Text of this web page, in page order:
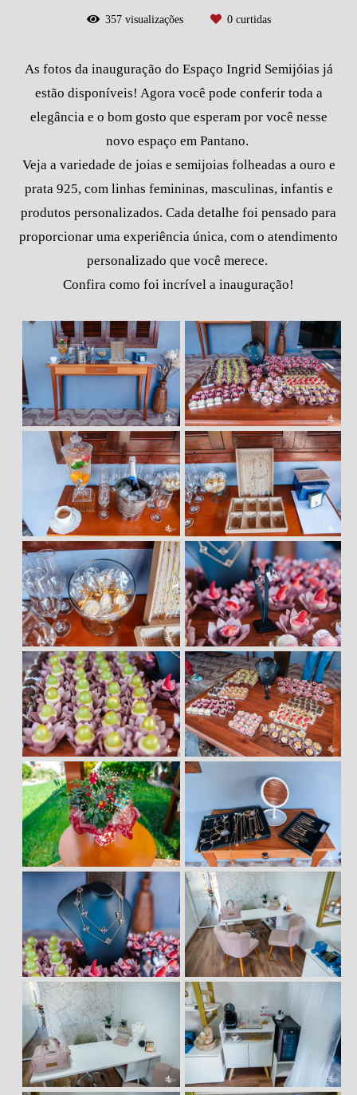
357visualizações 0curtidas
As fotos da inauguração do Espaço Ingrid Semijóias já
estão disponíveis! Agora você pode conferir toda a
elegância e o bom gosto que esperam por você nesse
novo espaço em Pantano.
Veja a variedade de joias e semijoias folheadas a ouro e
prata 925, com linhas femininas, masculinas, infantis e
produtos personalizados. Cada detalhe foi pensado para
proporcionar uma experiência única, com o atendimento
personalizado que você merece.
Confira como foi incrível a inauguração!